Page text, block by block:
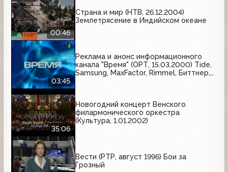
00:46
Страна и мир (НТВ, 26.12.2004)
Землетрясение в Индийском океане
03:45
Реклама и анонс информационного
канала "Время" (ОРТ, 15.03.2000) Tide,
Samsung, MaxFactor, Rimmel, Биттнер,
35:06
Новогодний концерт Венского
филармонического оркестра
(Культура, 1.01.2002)
Вести (РТР, август 1996) Бои за
Грозный